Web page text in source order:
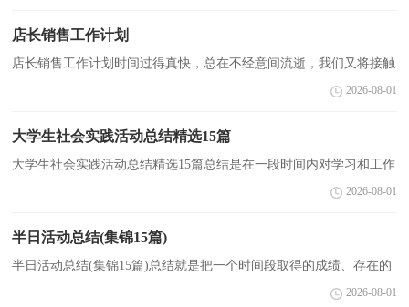
店长销售工作计划
店长销售工作计划时间过得真快，总在不经意间流逝，我们又将接触
新的知识，学习新的技能，积累新的经验，现在就让我们制定一份计
2026-08-01
大学生社会实践活动总结精选15篇
大学生社会实践活动总结精选15篇总结是在一段时间内对学习和工作
生活等表现加以总结和概括的一种书面材料，它是增长才干的一种好
2026-08-01
半日活动总结(集锦15篇)
半日活动总结(集锦15篇)总结就是把一个时间段取得的成绩、存在的
问题及得到的经验和教训进行一次全面系统的总结的书面材料，它能
2026-08-01